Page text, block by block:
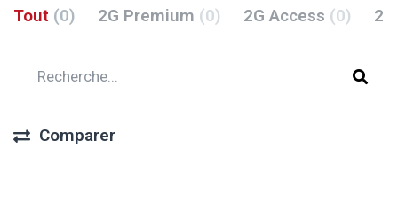
Tout (0) 2G Premium (0) 2G Access (0)
Comparer